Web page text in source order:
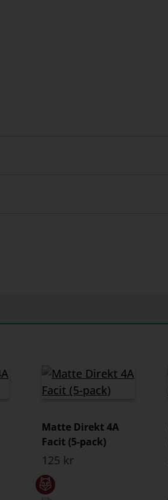
Matte Direkt 4A
Facit (5-pack)
125 kr